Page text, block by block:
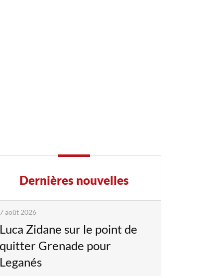
Dernières nouvelles
7 août 2026
Luca Zidane sur le point de
quitter Grenade pour
Leganés